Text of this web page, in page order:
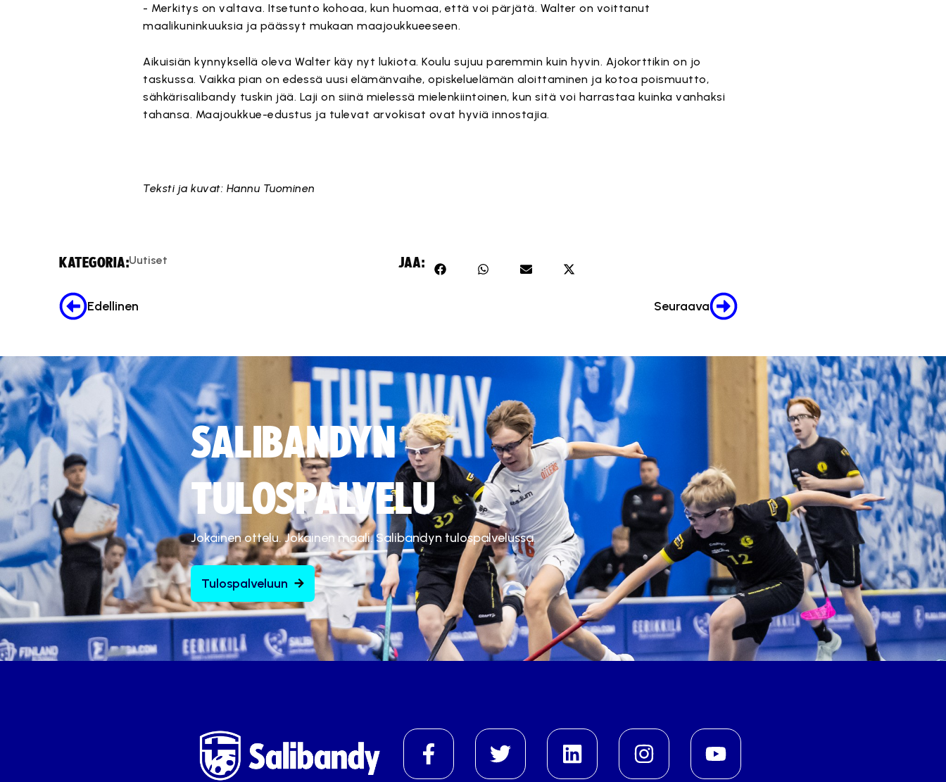
- Merkitys on valtava. Itsetunto kohoaa, kun huomaa, että voi pärjätä. Walter on voittanut
maalikuninkuuksia ja päässyt mukaan maajoukkueeseen.
Aikuisiän kynnyksellä oleva Walter käy nyt lukiota. Koulu sujuu paremmin kuin hyvin. Ajokorttikin on jo
taskussa. Vaikka pian on edessä uusi elämänvaihe, opiskeluelämän aloittaminen ja kotoa poismuutto,
sähkärisalibandy tuskin jää. Laji on siinä mielessä mielenkiintoinen, kun sitä voi harrastaa kuinka vanhaksi
tahansa. Maajoukkue-edustus ja tulevat arvokisat ovat hyviä innostajia.
Teksti ja kuvat: Hannu Tuominen
KATEGORIA:Uutiset JAA:
Edellinen Seuraava
SALIBANDYN
TULOSPALVELU
Jokainen ottelu. Jokainen maali. Salibandyn tulospalvelussa.
Tulospalveluun